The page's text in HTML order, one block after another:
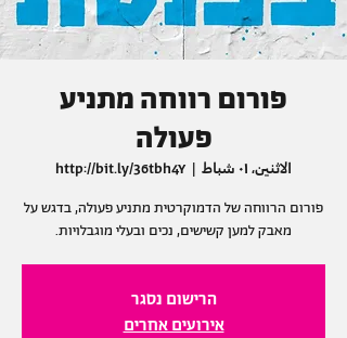
פורום רווחה מתניע
פעולה
الاثنين، ٠١ شباط
  |
http://bit.ly/36tbh4Y
פורום הרווחה של הדמוקרטית מתניע פעולה, בדגש על
מאבק למען קשישים, נכים ובעלי מוגבלויות.
הרישום נסגר
אירועים אחרים